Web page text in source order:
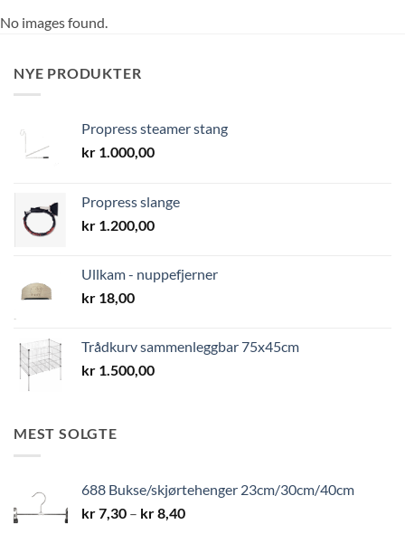
No images found.
NYE PRODUKTER
Propress steamer stang
kr 1.000,00
Propress slange
kr 1.200,00
Ullkam - nuppefjerner
kr 18,00
Trådkurv sammenleggbar 75x45cm
kr 1.500,00
MEST SOLGTE
688 Bukse/skjørtehenger 23cm/30cm/40cm
kr7,30 – kr8,40Prisområde: